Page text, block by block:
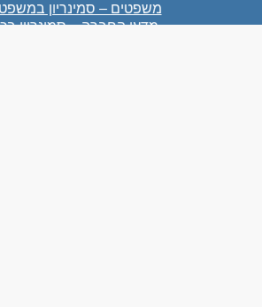
משפטים – סמינריון
מדעי החברה – סמינריון